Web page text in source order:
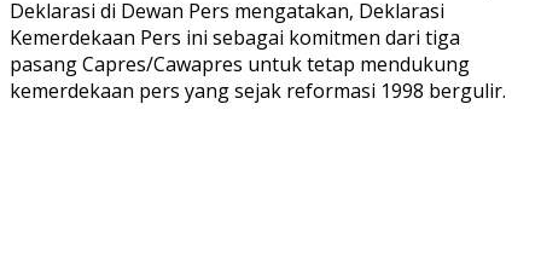
Deklarasi di Dewan Pers mengatakan, Deklarasi
Kemerdekaan Pers ini sebagai komitmen dari tiga
pasang Capres/Cawapres untuk tetap mendukung
kemerdekaan pers yang sejak reformasi 1998 bergulir.